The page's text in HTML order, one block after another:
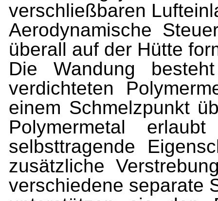
ver­schließbaren
Aerodynamische
überall auf der Hütte
Die Wandung
verdichteten
einem Schmelz­punkt
Polymermetal
selbsttragende
zusätzliche
verschiedene separate